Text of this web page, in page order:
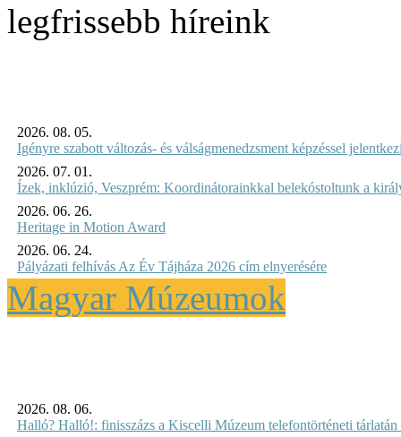
legfrissebb híreink
2026. 08. 05.
Igényre szabott változás- és válságmenedzsment képzéssel
2026. 07. 01.
Ízek, inklúzió, Veszprém: Koordinátorainkkal belekóstoltunk a
2026. 06. 26.
Heritage in Motion Award
2026. 06. 24.
Pályázati felhívás Az Év Tájháza 2026 cím elnyerésére
Magyar Múzeumok
2026. 08. 06.
Halló? Halló!: finisszázs a Kiscelli Múzeum telefontörténeti tárlatán